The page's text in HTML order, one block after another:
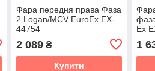
Фара передня права Фаза
2 Logan/MCV EuroEx EX-
44754
2 089₴
Купити
Ex
1